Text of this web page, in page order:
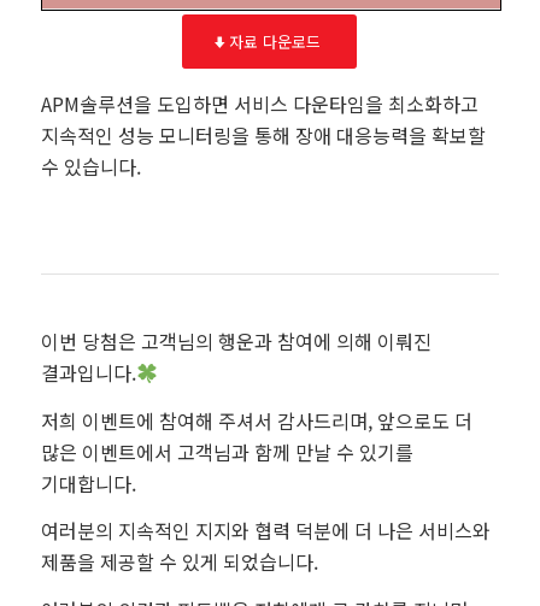
자료 다운로드
APM솔루션을 도입하면 서비스 다운타임을 최소화하고
지속적인 성능 모니터링을 통해 장애 대응능력을 확보할
수 있습니다.
이번 당첨은 고객님의 행운과 참여에 의해 이뤄진
결과입니다.
저희 이벤트에 참여해 주셔서 감사드리며, 앞으로도 더
많은 이벤트에서 고객님과 함께 만날 수 있기를
기대합니다.
여러분의 지속적인 지지와 협력 덕분에 더 나은 서비스와
제품을 제공할 수 있게 되었습니다.